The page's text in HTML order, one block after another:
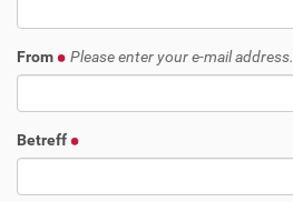
From Please enter your e-mail address.
Betreff